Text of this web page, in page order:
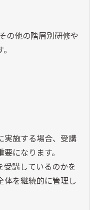
の他の階層別研修や
実施する場合、受講
になります。
受講しているのかを
体を継続的に管理し